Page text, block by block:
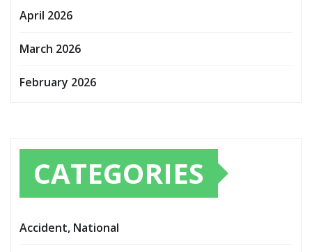
April 2026
March 2026
February 2026
CATEGORIES
Accident, National